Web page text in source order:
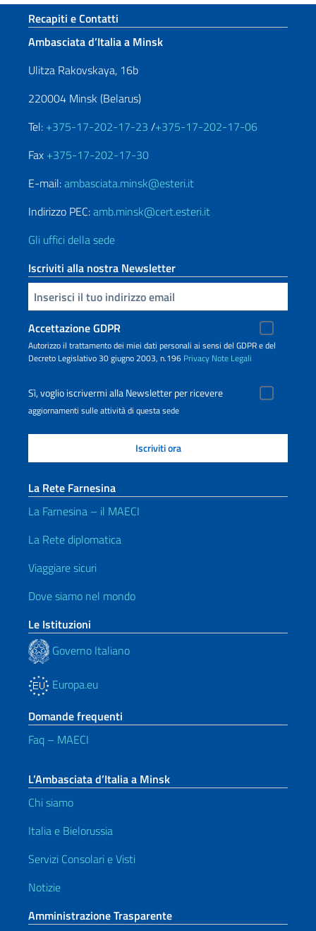
Sezione footer
Recapiti e Contatti
Ambasciata d’Italia a Minsk
Ulitza Rakovskaya, 16b
220004 Minsk (Belarus)
Tel: +375-17-202-17-23 /+375-17-202-17-06
Fax +375-17-202-17-30
E-mail:ambasciata.minsk@esteri.it
Indirizzo PEC:amb.minsk@cert.esteri.it
Gli uffici della sede
Iscriviti alla nostra Newsletter
Inserisci la tua email
Accettazione GDPR
Autorizzo il trattamento dei miei dati personali ai sensi del GDPR e del
Decreto Legislativo 30 giugno 2003, n.196 Privacy Note Legali
Sì, voglio iscrivermi alla Newsletter per ricevere
aggiornamenti sulle attività di questa sede
La Rete Farnesina
La Farnesina – il MAECI
La Rete diplomatica
Viaggiare sicuri
Dove siamo nel mondo
Le Istituzioni
Governo Italiano
Europa.eu
Domande frequenti
Faq – MAECI
L’Ambasciata d’Italia a Minsk
Chi siamo
Italia e Bielorussia
Servizi Consolari e Visti
Notizie
Amministrazione Trasparente